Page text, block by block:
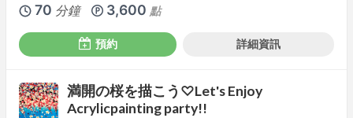
70 分鐘 3,600 點
預約 詳細資訊
満開の桜を描こう♡Let's Enjoy
Acrylicpainting party!!